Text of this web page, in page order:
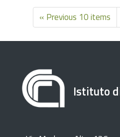
« Previous 10 items
Istituto